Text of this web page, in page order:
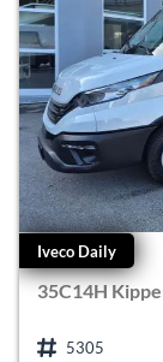
Iveco Daily
35C14H
5305